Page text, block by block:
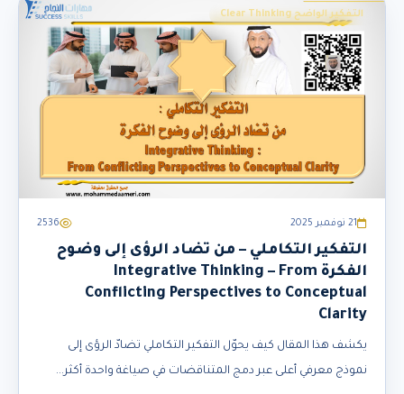
التفكير الواضح Clear Thinking
21 نوفمبر 2025 2536
التفكير التكاملي – من تضاد الرؤى إلى وضوح
الفكرة Integrative Thinking – From
Conflicting Perspectives to Conceptual
Clarity
يكشف هذا المقال كيف يحوّل التفكير التكاملي تضادّ الرؤى إلى
نموذج معرفي أعلى عبر دمج المتناقضات في صياغة واحدة أكثر...